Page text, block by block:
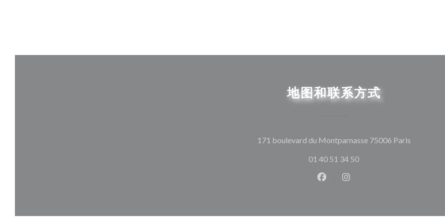
地图和联系方式
171 boulevard du Montparnasse 75006 Paris((在新窗
01 40 51 34 50
Facebook ((在新窗口中打开))
Instagram ((在新窗口中打